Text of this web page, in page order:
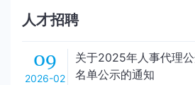
人才招聘
09
2026-02
关于2025年人事代理
名单公示的通知